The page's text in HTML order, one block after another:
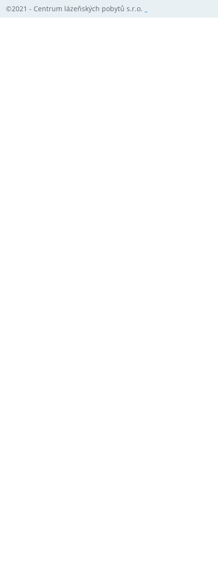
©2021 - Centrum lázeňských pobytů s.r.o.